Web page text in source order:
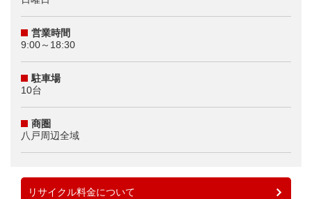
営業時間
9:00～18:30
駐車場
10台
商圏
八戸周辺全域
リサイクル料金について